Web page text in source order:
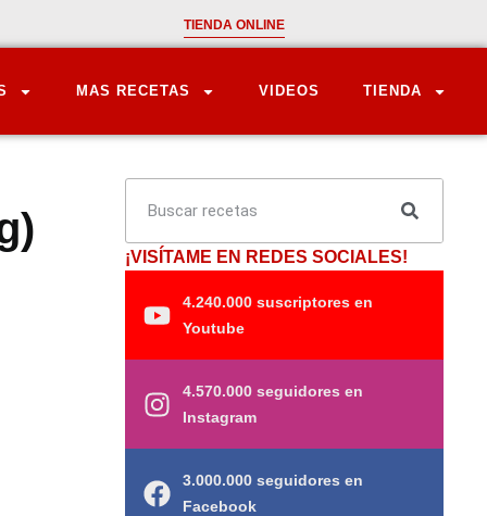
TIENDA ONLINE
MAS RECETAS VIDEOS TIENDA
¡VISÍTAME EN REDES SOCIALES!
4.240.000 suscriptores en
Youtube
4.570.000 seguidores en
Instagram
3.000.000 seguidores en
Facebook